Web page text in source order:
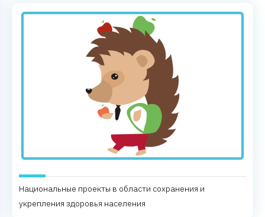
Национальные проекты в области сохранения и
укрепления здоровья населения